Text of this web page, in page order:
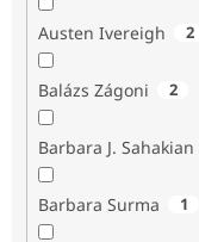
Austen Ivereigh 2
Balázs Zágoni 2
Barbara J. Sahakian
Barbara Surma 1